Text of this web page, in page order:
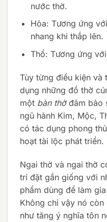
nước thờ.
Hỏa: Tương ứng
nhang khi thắp lên.
Thổ: Tương ứng
Tùy từng điều kiện và
dụng những đồ thờ
một bàn thờđảm bảo
ngũ hành Kim, Mộc,
có tác dụng phong
hoạt tài lộc phát triển.
Ngai thờ và ngai thờ
trí đặt gần giống với
phẩm dùng để làm
Không chỉ vậy nó
như tăng ý nghĩa tôn